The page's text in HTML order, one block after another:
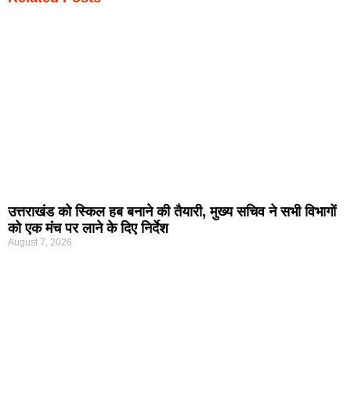
उत्तराखंड को स्किल हब बनाने की तैयारी, मुख्य सचिव ने सभी विभागों
को एक मंच पर लाने के दिए निर्देश
August 7, 2026